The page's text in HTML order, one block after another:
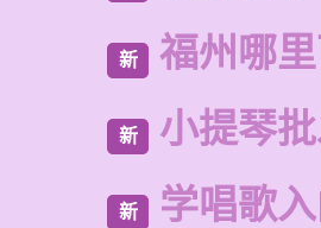
新 福州哪
新 小提琴
新 学唱歌